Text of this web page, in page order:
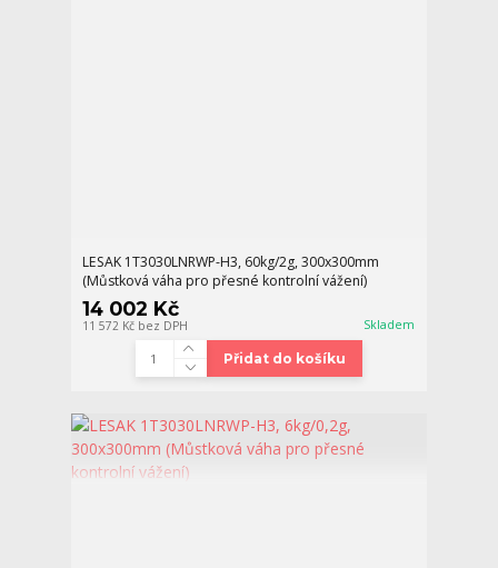
LESAK 1T3030LNRWP-H3, 60kg/2g, 300x300mm
(Můstková váha pro přesné kontrolní vážení)
14 002 Kč
11 572 Kč bez DPH Skladem
Přidat do košíku